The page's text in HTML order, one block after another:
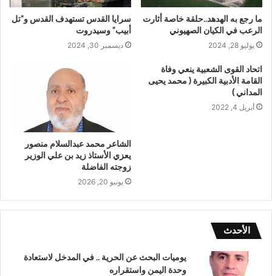
ما رجع به الهدهد..حلقة خاصة أثارت
الرعب في الكيان الصهيوني
يوليو 28, 2024
سرايا القدس تستهدف القدس و”تل
أبيب” وسيدروت
ديسمبر 30, 2024
اتحاد القوى الشعبية ينعي وفاة
القامة الأدبية الكبيرة ( محمد يحيى
المداني )
أبريل 4, 2022
الشاعر محمد عبدالسلام منصور
يعزي الأستاذ زيد بن علي الوزير
زوجته الفاضلة
يونيو 20, 2026
الأحدث
يوميات البحث عن الحرية .. في المدخل لاستعادة
وحدة اليمن واستقراره